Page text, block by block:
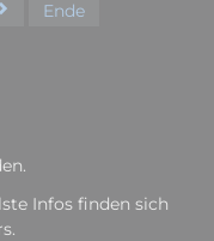
Ende
Infos finden sich